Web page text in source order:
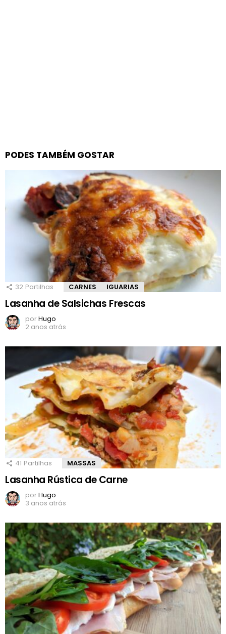
PODES TAMBÉM GOSTAR
32 Partilhas CARNES IGUARIAS
Lasanha de Salsichas Frescas
porHugo
2 anos atrás
41 Partilhas MASSAS
Lasanha Rústica de Carne
porHugo
3 anos atrás